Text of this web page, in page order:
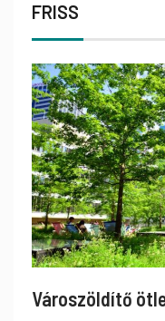
FRISS
Városzöldítő